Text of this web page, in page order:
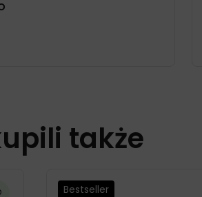
także
Bestseller